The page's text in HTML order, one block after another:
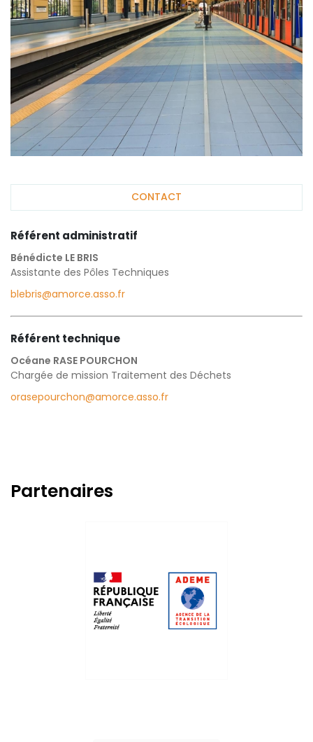
CONTACT
Référent administratif
Bénédicte LE BRIS
Assistante des Pôles Techniques
blebris@amorce.asso.fr
Référent technique
Océane RASE POURCHON
Chargée de mission Traitement des Déchets
orasepourchon@amorce.asso.fr
Partenaires